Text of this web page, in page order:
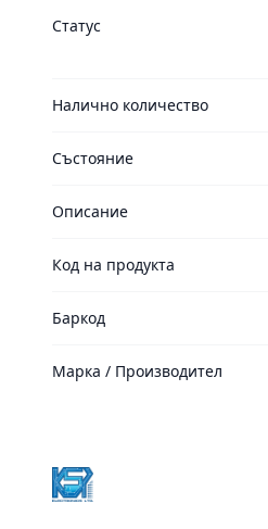
Статус
Налично количество
Състояние
Описание
Код на продукта
Баркод
Марка / Производител